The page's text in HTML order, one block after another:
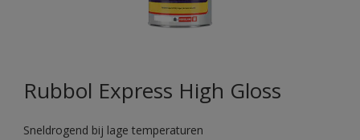
Rubbol Express High Gloss
Sneldrogend bij lage temperaturen